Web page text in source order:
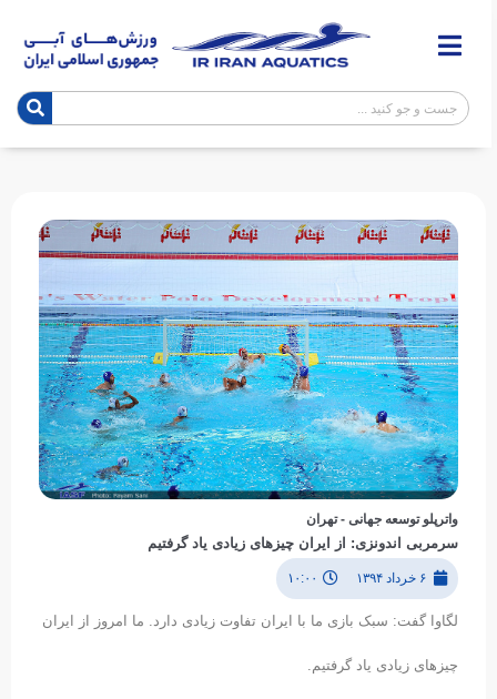
واترپلو توسعه جهانی - تهران
سرمربی اندونزی: از ایران چیزهای زیادی یاد گرفتیم
۶ خرداد ۱۳۹۴ ۱۰:۰۰
لگاوا گفت: سبک بازی ما با ایران تفاوت زیادی دارد. ما امروز از ایران
چیزهای زیادی یاد گرفتیم.